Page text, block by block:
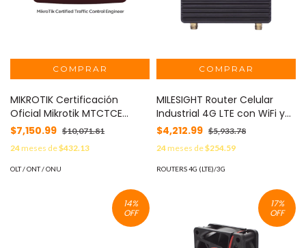
MIKROTIK Certificación
Oficial Mikrotik MTCTCE
MOD: EXPERTMTCTCE
$7,150.99 $10,071.81
24meses de$432.13
OLT / ONT / ONU
MILESIGHT Router Celular
Industrial 4G LTE con WiFi y
Seguridad Avanzada para IoT
y M2M MOD: UR41-L08AF
$4,212.99 $5,933.78
24meses de$254.59
ROUTERS 4G (LTE)/3G
14%
OFF
17%
OFF